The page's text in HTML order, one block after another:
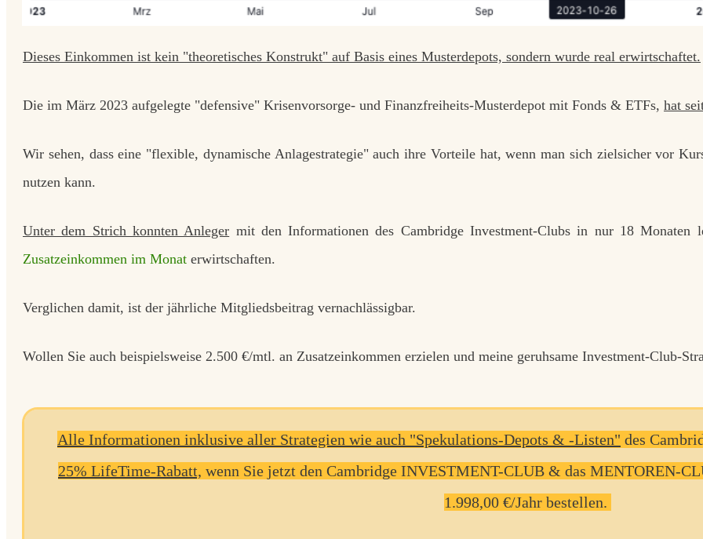
Dieses Einkommen ist kein "theoretisches Konstrukt" auf Basis eines Musterdepots, sondern wurde real erwirtschaftet.
Die im März 2023 aufgelegte "defensive" Krisenvorsorge- und Finanzfreiheits-Musterdepot mit Fonds & ETFs, hat
Wir sehen, dass eine "flexible, dynamische Anlagestrategie" auch ihre Vorteile hat, wenn man sich zielsicher vor
nutzen kann.
Unter dem Strich konnten Anleger mit den Informationen des CambridgeInvestment-Clubs in nur 18 Monaten
Zusatzeinkommen im Monat erwirtschaften.
Verglichen damit, ist der jährliche Mitgliedsbeitrag vernachlässigbar.
Wollen Sie auch beispielsweise 2.500 €/mtl. an Zusatzeinkommen erzielen und meine geruhsame Investment-Club-
Alle Informationen inklusive aller Strategien wie auch "Spekulations-Depots & -Listen" des
25% LifeTime-Rabatt, wenn Sie jetzt den Cambridge INVESTMENT-CLUB & das MENTOREN-
1.998,00 €/Jahr bestellen.